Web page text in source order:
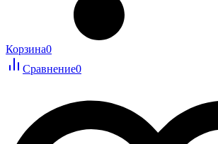
Корзина0
Сравнение0